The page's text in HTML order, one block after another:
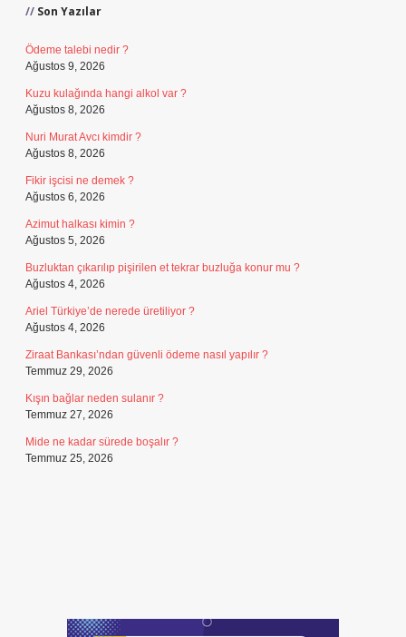
Son Yazılar
Ödeme talebi nedir ?
Ağustos 9, 2026
Kuzu kulağında hangi alkol var ?
Ağustos 8, 2026
Nuri Murat Avcı kimdir ?
Ağustos 8, 2026
Fikir işcisi ne demek ?
Ağustos 6, 2026
Azimut halkası kimin ?
Ağustos 5, 2026
Buzluktan çıkarılıp pişirilen et tekrar buzluğa konur mu ?
Ağustos 4, 2026
Ariel Türkiye’de nerede üretiliyor ?
Ağustos 4, 2026
Ziraat Bankası’ndan güvenli ödeme nasıl yapılır ?
Temmuz 29, 2026
Kışın bağlar neden sulanır ?
Temmuz 27, 2026
Mide ne kadar sürede boşalır ?
Temmuz 25, 2026